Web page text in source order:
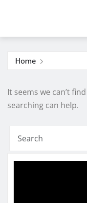
Home
It seems we can’t
searching can help.